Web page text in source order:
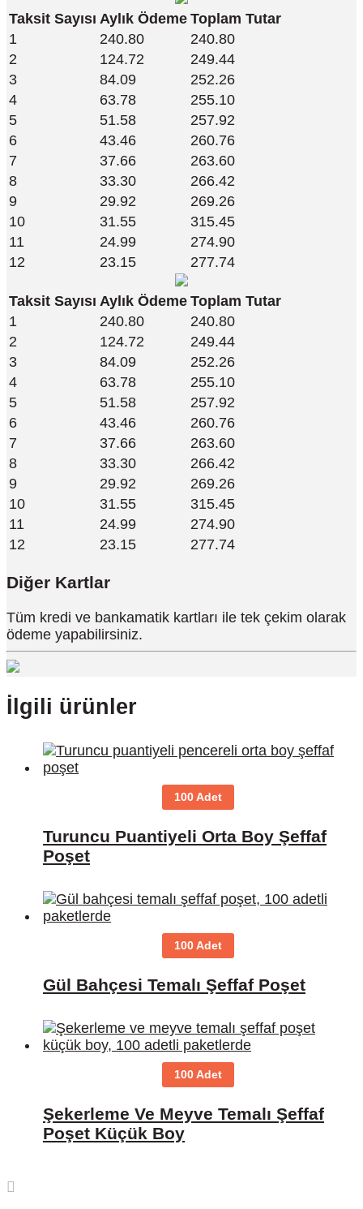
Taksit Sayısı Aylık Ödeme Toplam Tutar
1
240.80
240.80
2
124.72
249.44
3
84.09
252.26
4
63.78
255.10
5
51.58
257.92
6
43.46
260.76
7
37.66
263.60
8
33.30
266.42
9
29.92
269.26
10
31.55
315.45
11
24.99
274.90
12
23.15 277.74
Taksit Sayısı Aylık Ödeme Toplam Tutar
1
240.80
240.80
2
124.72
249.44
3
84.09
252.26
4
63.78
255.10
5
51.58
257.92
6
43.46
260.76
7
37.66
263.60
8
33.30
266.42
9
29.92
269.26
10
31.55
315.45
11
24.99
274.90
12
23.15 277.74
Diğer Kartlar
Tüm kredi ve bankamatik kartları ile tek çekim olarak
ödeme yapabilirsiniz.
İlgili ürünler
100 Adet
Turuncu Puantiyeli Orta Boy Şeffaf
Poşet
100 Adet
Gül Bahçesi Temalı Şeffaf Poşet
100 Adet
Şekerleme Ve Meyve Temalı Şeffaf
Poşet Küçük Boy